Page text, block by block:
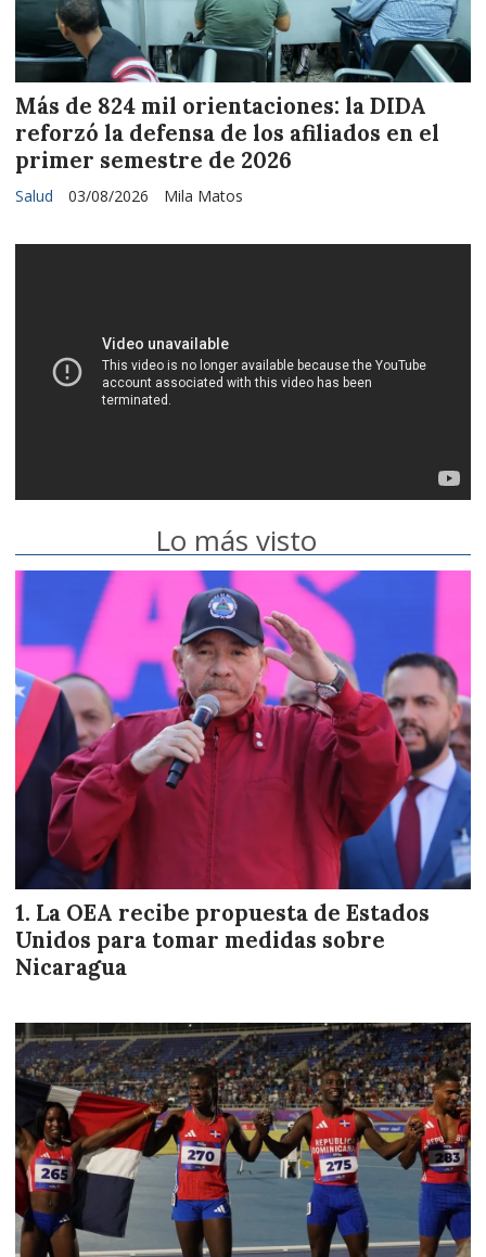
Más de 824 mil orientaciones: la DIDA
reforzó la defensa de los afiliados en el
primer semestre de 2026
Mila Matos
Salud 03/08/2026
Lo más visto
La OEA recibe propuesta de Estados
Unidos para tomar medidas sobre
Nicaragua